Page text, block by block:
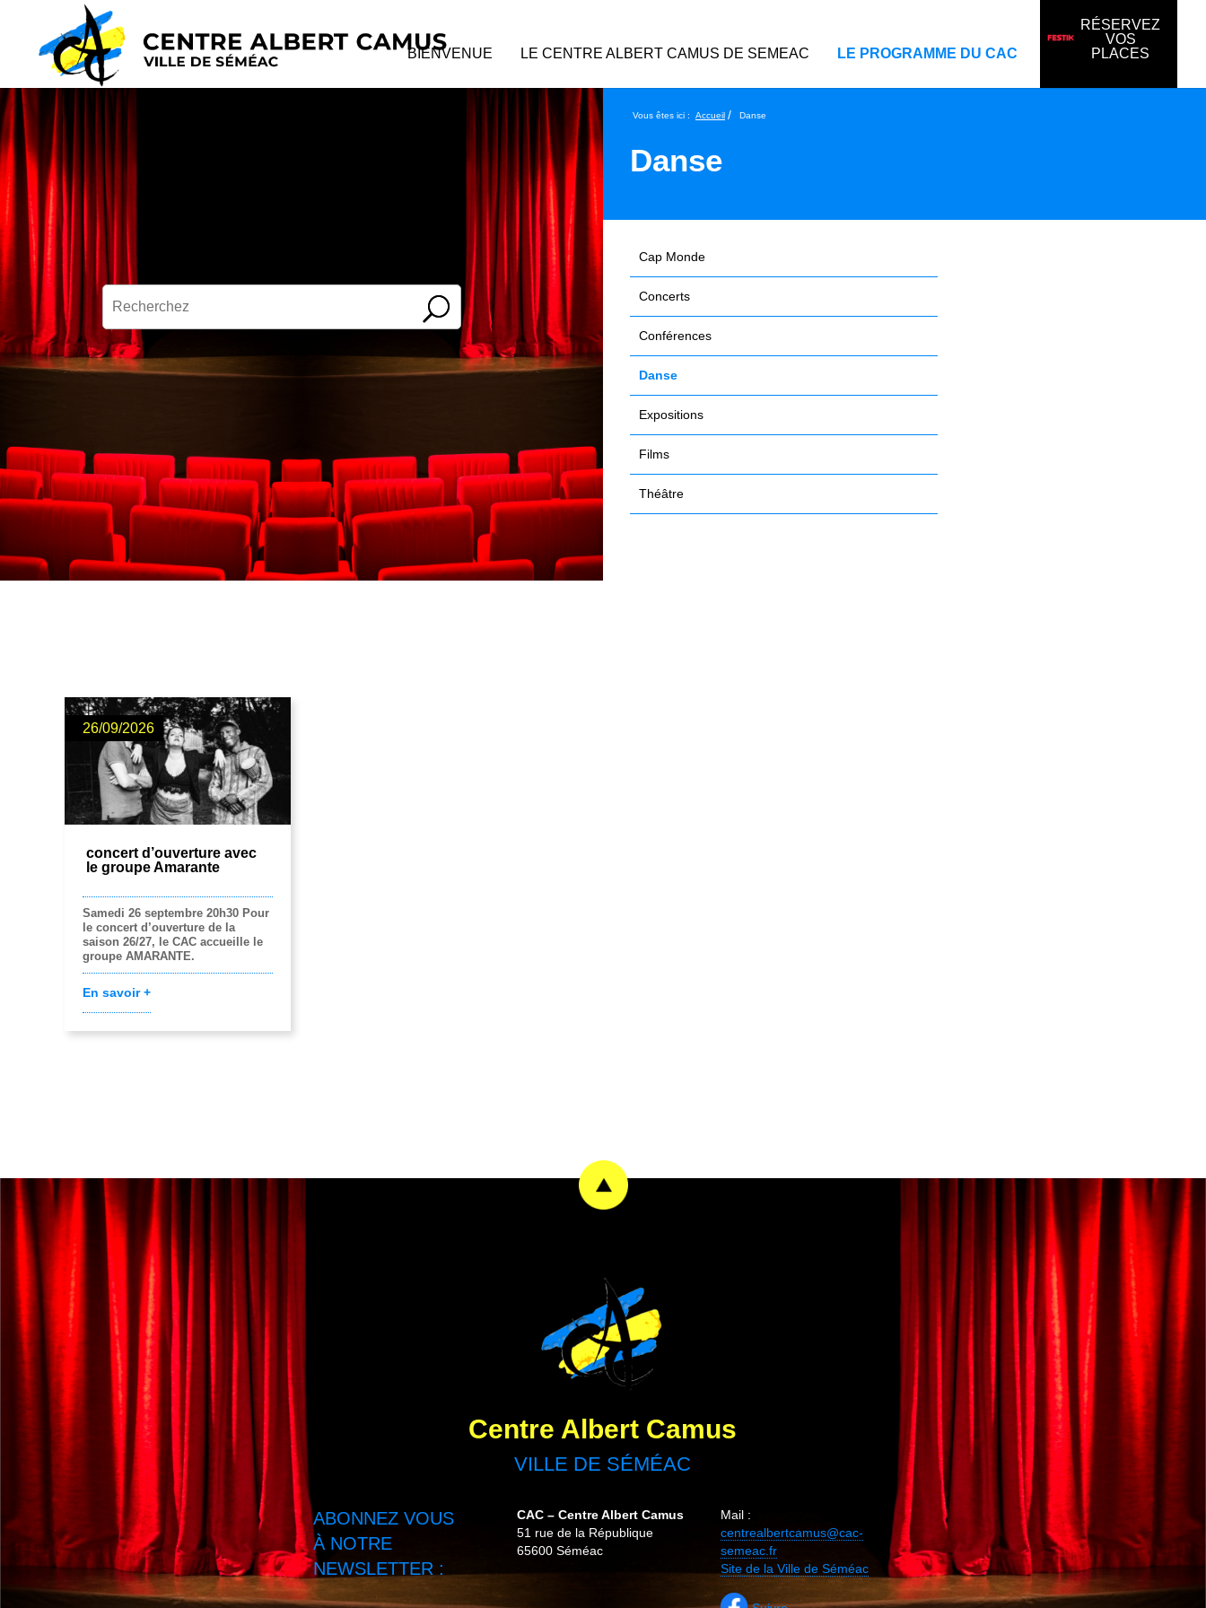
BIENVENUE LE CENTRE ALBERT CAMUS DE SEMEAC LE PROGRAMME DU CAC
RÉSERVEZ
VOS
PLACES
Vous êtes ici : Accueil / Danse
Danse
Cap Monde
Concerts
Conférences
Danse
Expositions
Films
Théâtre
26/09/2026
concert d’ouverture avec
le groupe Amarante
Samedi 26 septembre 20h30 Pour
le concert d’ouverture de la
saison 26/27, le CAC accueille le
groupe AMARANTE.
En savoir +
Centre Albert Camus
VILLE DE SÉMÉAC
ABONNEZ VOUS
À NOTRE
NEWSLETTER :
CAC – Centre Albert Camus
51 rue de la République
65600 Séméac
Mail :
centrealbertcamus@cac-
semeac.fr
Site de la Ville de Séméac